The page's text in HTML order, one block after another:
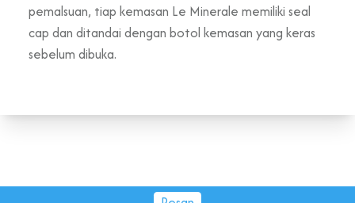
pemalsuan, tiap kemasan Le Minerale memiliki seal
cap dan ditandai dengan botol kemasan yang keras
sebelum dibuka.